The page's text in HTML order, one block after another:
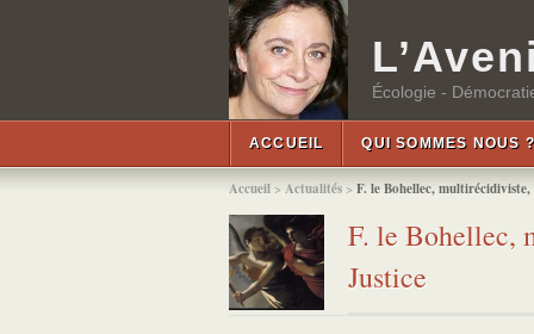
Écologie -
ACCUEIL QUI SOMMES NOUS ?
Accueil > Actualités > F. le Bohellec,
F. le Bohellec,
Justice